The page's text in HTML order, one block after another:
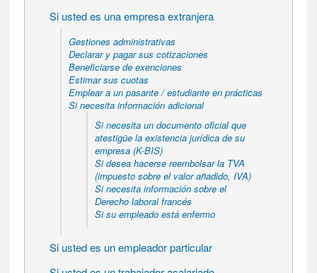
Si usted es una empresa extranjera
Gestiones administrativas
Declarar y pagar sus cotizaciones
Beneficiarse de exenciones
Estimar sus cuotas
Emplear a un pasante / estudiante en prácticas
Si necesita información adicional
Si necesita un documento oficial que
atestigüe la existencia jurídica de su
empresa (K-BIS)
Si desea hacerse reembolsar la TVA
(impuesto sobre el valor añadido, IVA)
Si necesita información sobre el
Derecho laboral francés
Si su empleado está enfermo
Si usted es un empleador particular